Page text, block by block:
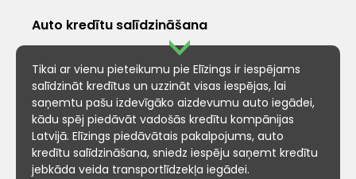
Auto kredītu salīdzināšana
Tikai ar vienu pieteikumu pie Elīzings ir iespējams
salīdzināt kredītus un uzzināt visas iespējas, lai
saņemtu pašu izdevīgāko aizdevumu auto iegādei,
kādu spēj piedāvāt vadošās kredītu kompānijas
Latvijā. Elīzings piedāvātais pakalpojums, auto
kredītu salīdzināšana, sniedz iespēju saņemt kredītu
jebkāda veida transportlīdzekļa iegādei.